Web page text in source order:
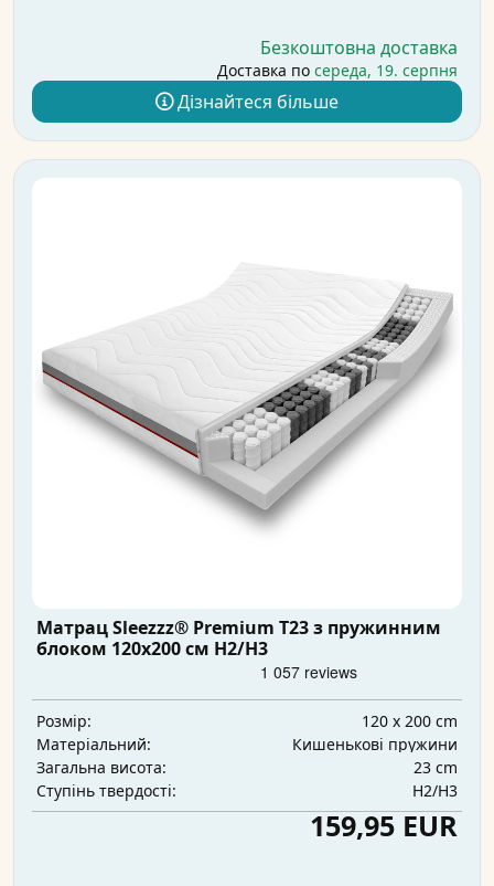
Безкоштовна доставка
Доставка по середа, 19. серпня
Дізнайтеся більше
Матрац Sleezzz® Premium T23 з пружинним
блоком 120x200 см H2/H3
Розмір:
120 x 200 cm
Матеріальний:
Кишенькові пружини
Загальна висота:
23 cm
Ступінь твердості:
H2/H3
159,95 EUR